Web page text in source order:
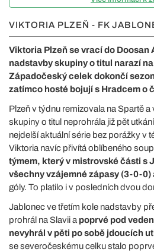
VIKTORIA PLZEŇ - FK
Viktoria Plzeň se vrací do Doosan
nadstavby skupiny o titul narazí
Západočeský celek dokončí
zatímco hosté bojují s Hradcem o
Plzeň v týdnu remizovala na Spartě
skupiny o titul neprohrála již pět
nejdelší aktuální série bez porážky v
Viktoria navíc přivítá oblíbeného
týmem, který v mistrovské části s
všechny vzájemné zápasy (3-0-0)
góly. To platilo i v posledních dvou
Jablonec ve třetím kole nadstavby
prohrál na Slavii a poprvé pod
nevyhrál v pěti po sobě jdoucích
se severočeskému celku stalo